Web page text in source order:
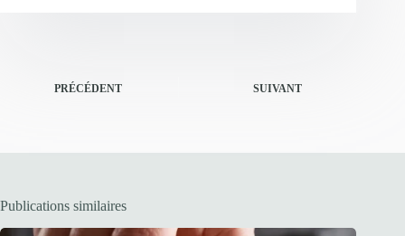
PRÉCÉDENT SUIVANT
Publications similaires